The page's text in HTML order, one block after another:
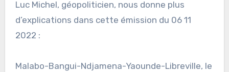
Luc Michel, géopoliticien, nous donne plus
d’explications dans cette émission du 06 11
2022 :
Malabo-Bangui-Ndjamena-Yaounde-Libreville, le